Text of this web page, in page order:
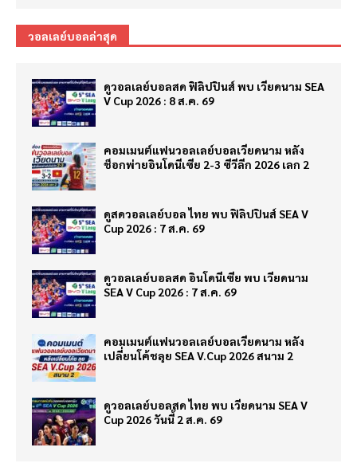
วอลเลย์บอลล่าสุด
ดูวอลเลย์บอลสด ฟิลิปปินส์ พบ เวียดนาม SEA
V Cup 2026 : 8 ส.ค. 69
คอมเมนต์แฟนวอลเลย์บอลเวียดนาม หลัง
ช็อกพ่ายอินโดนีเซีย 2-3 ซีวีลีก 2026 เลก 2
ดูสดวอลเลย์บอล ไทย พบ ฟิลิปปินส์ SEA V
Cup 2026 : 7 ส.ค. 69
ดูวอลเลย์บอลสด อินโดนีเซีย พบ เวียดนาม
SEA V Cup 2026 : 7 ส.ค. 69
คอมเมนต์แฟนวอลเลย์บอลเวียดนาม หลัง
เปลี่ยนโค้ชลุย SEA V.Cup 2026 สนาม 2
ดูวอลเลย์บอลสด ไทย พบ เวียดนาม SEA V
Cup 2026 วันนี้ 2 ส.ค. 69